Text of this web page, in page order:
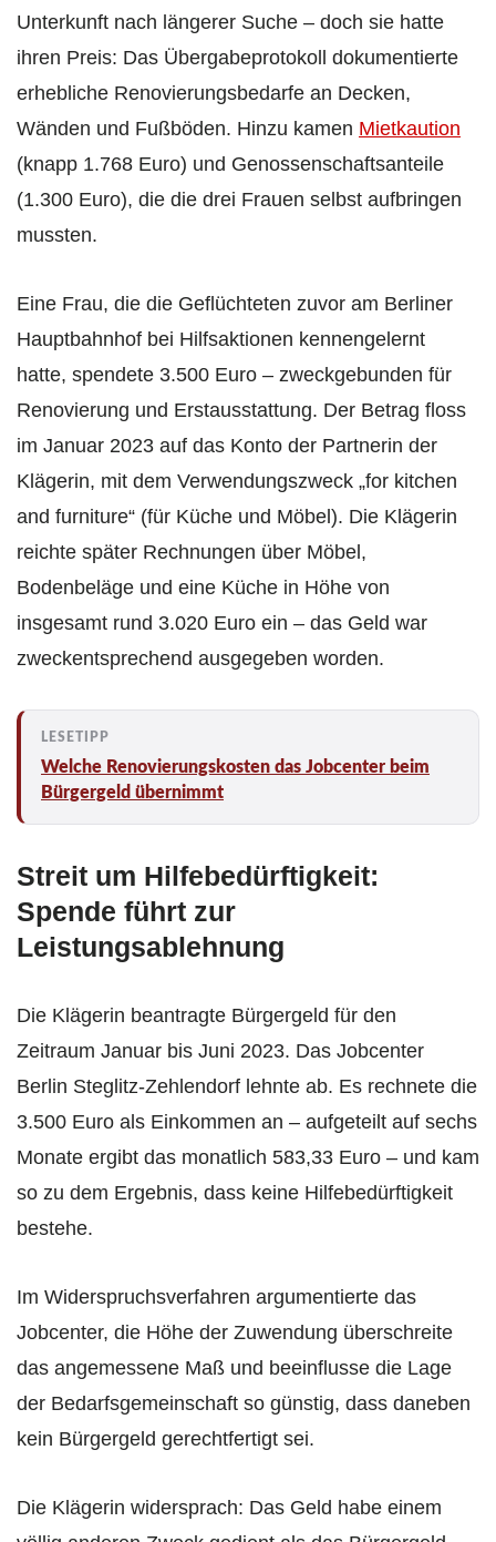
Unterkunft nach längerer Suche – doch sie hatte
ihren Preis: Das Übergabeprotokoll dokumentierte
erhebliche Renovierungsbedarfe an Decken,
Wänden und Fußböden. Hinzu kamen Mietkaution
(knapp 1.768 Euro) und Genossenschaftsanteile
(1.300 Euro), die die drei Frauen selbst aufbringen
mussten.
Eine Frau, die die Geflüchteten zuvor am Berliner
Hauptbahnhof bei Hilfsaktionen kennengelernt
hatte, spendete 3.500 Euro – zweckgebunden für
Renovierung und Erstausstattung. Der Betrag floss
im Januar 2023 auf das Konto der Partnerin der
Klägerin, mit dem Verwendungszweck „for kitchen
and furniture“ (für Küche und Möbel). Die Klägerin
reichte später Rechnungen über Möbel,
Bodenbeläge und eine Küche in Höhe von
insgesamt rund 3.020 Euro ein – das Geld war
zweckentsprechend ausgegeben worden.
Welche Renovierungskosten das Jobcenter beim
Bürgergeld übernimmt
Streit um Hilfebedürftigkeit:
Spende führt zur
Leistungsablehnung
Die Klägerin beantragte Bürgergeld für den
Zeitraum Januar bis Juni 2023. Das Jobcenter
Berlin Steglitz-Zehlendorf lehnte ab. Es rechnete die
3.500 Euro als Einkommen an – aufgeteilt auf sechs
Monate ergibt das monatlich 583,33 Euro – und kam
so zu dem Ergebnis, dass keine Hilfebedürftigkeit
bestehe.
Im Widerspruchsverfahren argumentierte das
Jobcenter, die Höhe der Zuwendung überschreite
das angemessene Maß und beeinflusse die Lage
der Bedarfsgemeinschaft so günstig, dass daneben
kein Bürgergeld gerechtfertigt sei.
Die Klägerin widersprach: Das Geld habe einem